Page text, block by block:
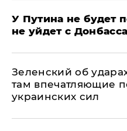
У Путина не будет
не уйдет с
Зеленский об
там впечатляющие
украинских сил